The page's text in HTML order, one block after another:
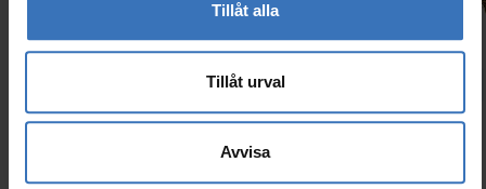
Tillåt alla
Tillåt urval
Avvisa
Nyhet
Fest